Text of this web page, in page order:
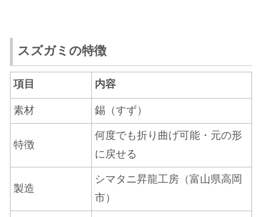
スズガミの特徴
項目 内容
素材 錫（すず）
特徴
何度でも折り曲げ可能・元の形
に戻せる
製造
シマタニ昇龍工房（富山県高岡
市）